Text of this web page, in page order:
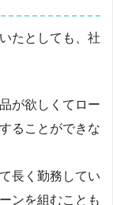
たとしても、社
が欲しくてロー
ることができな
長く勤務してい
ンを組むことも